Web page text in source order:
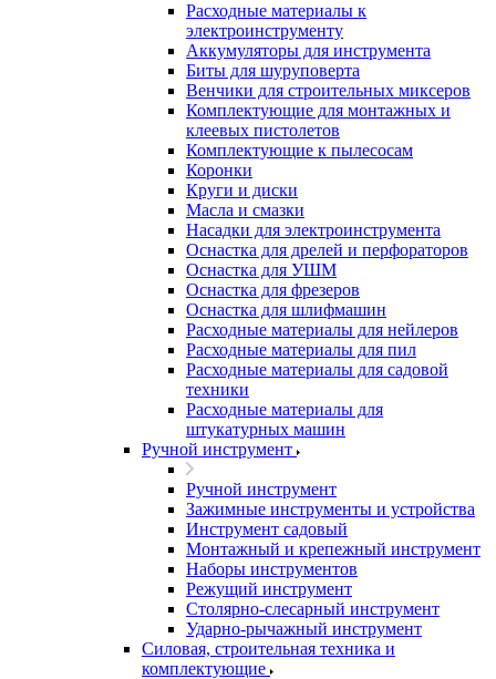
Расходные материалы к
электроинструменту
Аккумуляторы для инструмента
Биты для шуруповерта
Венчики для строительных миксеров
Комплектующие для монтажных и
клеевых пистолетов
Комплектующие к пылесосам
Коронки
Круги и диски
Масла и смазки
Насадки для электроинструмента
Оснастка для дрелей и перфораторов
Оснастка для УШМ
Оснастка для фрезеров
Оснастка для шлифмашин
Расходные материалы для нейлеров
Расходные материалы для пил
Расходные материалы для садовой
техники
Расходные материалы для
штукатурных машин
Ручной инструмент
Ручной инструмент
Зажимные инструменты и устройства
Инструмент садовый
Монтажный и крепежный инструмент
Наборы инструментов
Режущий инструмент
Столярно-слесарный инструмент
Ударно-рычажный инструмент
Силовая, строительная техника и
комплектующие